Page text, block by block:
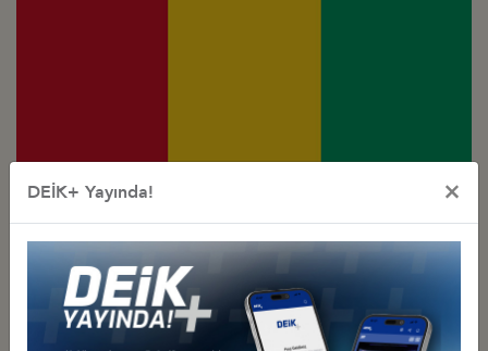
Türkiye - Gine
İş Konseyi
DEİK+ Yayında! ×